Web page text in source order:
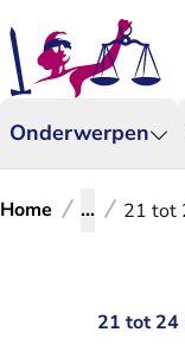
Onderwerpen
Home ... 21 tot
21 tot 24